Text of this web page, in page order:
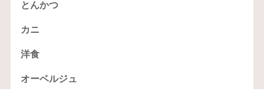
とんかつ
カニ
洋食
オーベルジュ